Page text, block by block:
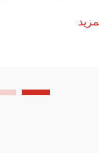
مع الاتصال